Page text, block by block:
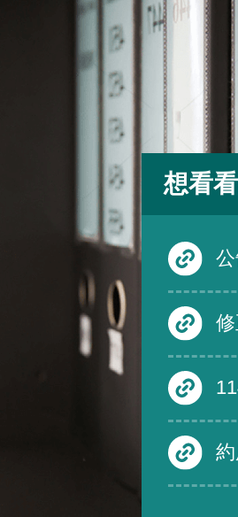
想看
公
修正「私立就
114年
約